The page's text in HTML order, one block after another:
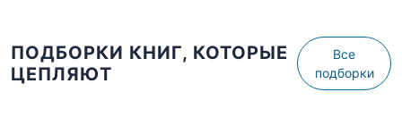
ПОДБОРКИ КНИГ, КОТОРЫЕ
ЦЕПЛЯЮТ
Все
подборки